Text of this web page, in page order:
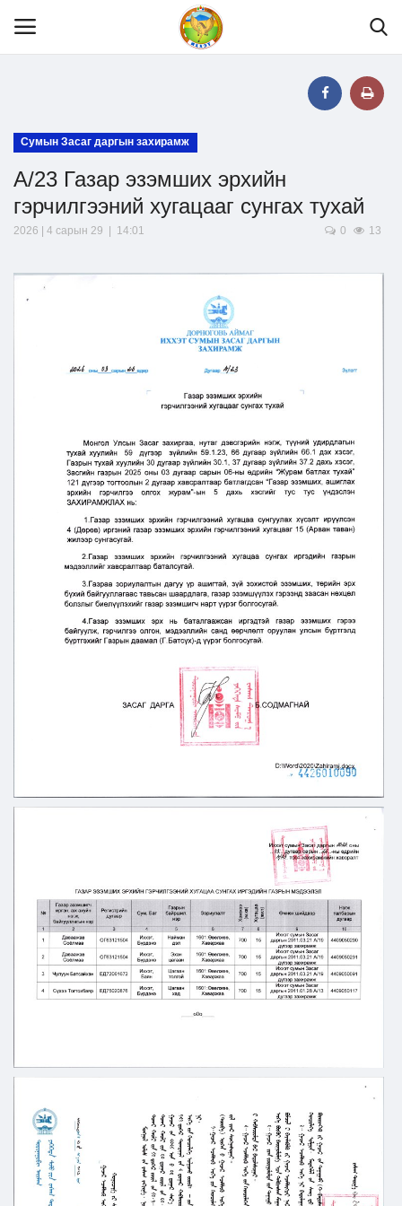
Танилцуулга
МЭДЭЭЛЭЛ
ХУУЛЬ ЭРХ ЗҮЙ
Ил тод байдал
Бодлого төлөвлөлт
Сумын Засаг даргын захирамж
А/23 Газар эзэмших эрхийн
гэрчилгээний хугацааг сунгах тухай
2026 | 4 сарын 29 | 14:01 0 13